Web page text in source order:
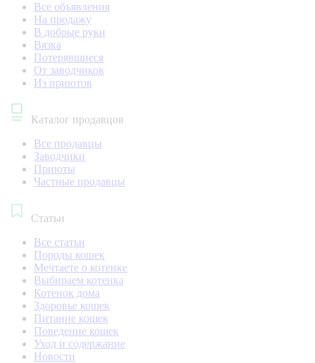
Все объявления
На продажу
В добрые руки
Вязка
Потерявшиеся
От заводчиков
Из приютов
Каталог продавцов
Все продавцы
Заводчики
Приюты
Частные продавцы
Статьи
Все статьи
Породы кошек
Мечтаете о котенке
Выбираем котенка
Котенок дома
Здоровье кошек
Питание кошек
Поведение кошек
Уход и содержание
Новости